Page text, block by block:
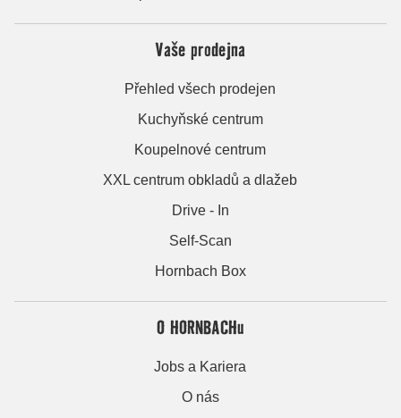
Vaše prodejna
Přehled všech prodejen
Kuchyňské centrum
Koupelnové centrum
XXL centrum obkladů a dlažeb
Drive - In
Self-Scan
Hornbach Box
O HORNBACHu
Jobs a Kariera
O nás